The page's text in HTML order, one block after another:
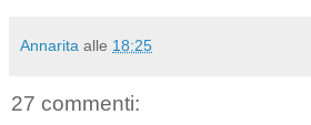
Annarita alle 18:25
27 commenti: